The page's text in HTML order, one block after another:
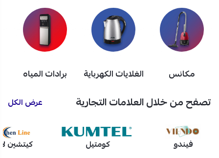
مكانس الغلايات الكهرباية برادات المياه
تصفح من خلال العلامات التجارية عرض الكل
فيندو كومتيل كيتشين